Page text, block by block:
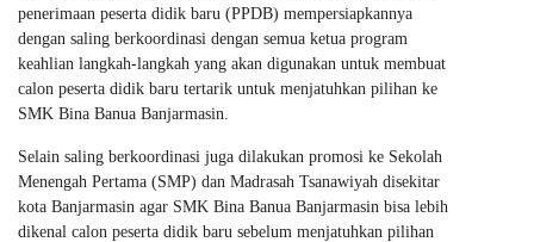
penerimaan peserta didik baru (PPDB) mempersiapkannya
dengan saling berkoordinasi dengan semua ketua program
keahlian langkah-langkah yang akan digunakan untuk membuat
calon peserta didik baru tertarik untuk menjatuhkan pilihan ke
SMK Bina Banua Banjarmasin.
Selain saling berkoordinasi juga dilakukan promosi ke Sekolah
Menengah Pertama (SMP) dan Madrasah Tsanawiyah disekitar
kota Banjarmasin agar SMK Bina Banua Banjarmasin bisa lebih
dikenal calon peserta didik baru sebelum menjatuhkan pilihan